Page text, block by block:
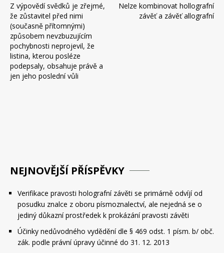
pro
příspěvek
Z výpovědí svědků je zřejmé,
že zůstavitel před nimi
(současně přítomnými)
způsobem nevzbuzujícím
pochybnosti neprojevil, že
listina, kterou posléze
podepsaly, obsahuje právě a
jen jeho poslední vůli
Nelze kombinovat hollografní
závěť a závěť allografní
NEJNOVĚJŠÍ PŘÍSPĚVKY
Verifikace pravosti holografní závěti se primárně odvíjí od
posudku znalce z oboru písmoznalectví, ale nejedná se o
jediný důkazní prostředek k prokázání pravosti závěti
Účinky nedůvodného vydědění dle § 469 odst. 1 písm. b/ obč.
zák. podle právní úpravy účinné do 31. 12. 2013